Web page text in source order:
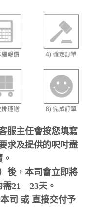
服主任會按您填寫
求及提供的呎吋盡
後，本司會立即將
21 – 23天。
司 或 直接交付予